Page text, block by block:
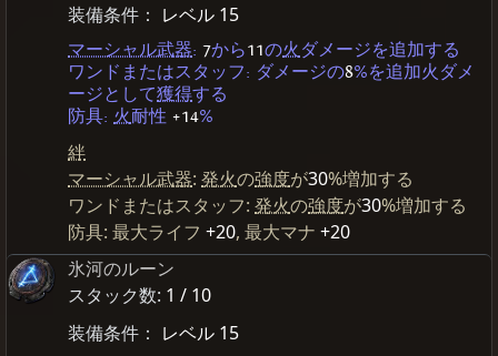
装備条件： レベル 15
マーシャル武器: 7から11の火 ダメージを追加する
ワンドまたはスタッフ: ダメージの8%を追加火ダメ
ージとして獲得する
防具: 火耐性 +14%
絆
マーシャル武器: 発火の強度が30%増加する
ワンドまたはスタッフ: 発火の強度が30%増加する
防具: 最大ライフ +20, 最大マナ +20
氷河のルーン
スタック数: 1 / 10
装備条件： レベル 15